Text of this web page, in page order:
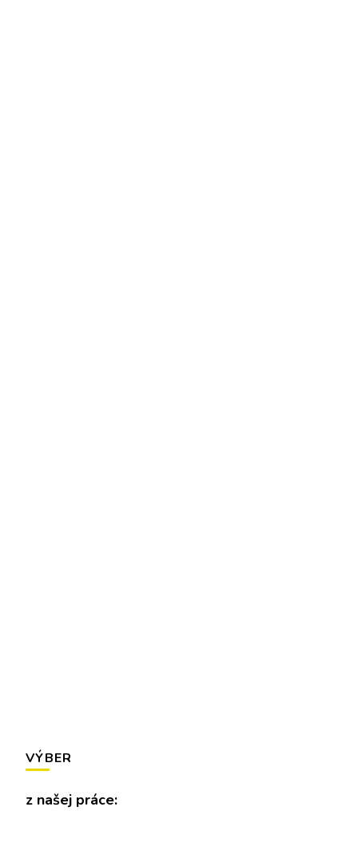
VÝBER
z našej práce: